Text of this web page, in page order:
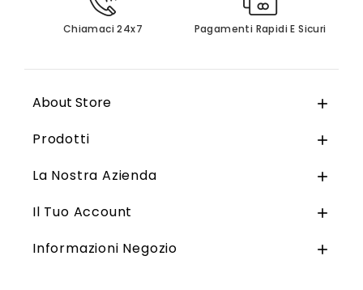
Chiamaci 24x7 Pagamenti Rapidi E Sicuri
About Store 
Prodotti 
La Nostra Azienda 
Il Tuo Account 
Informazioni Negozio 